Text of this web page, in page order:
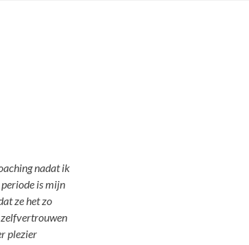
nadat ik
is mijn
ze het zo
zelfvertrouwen
plezier